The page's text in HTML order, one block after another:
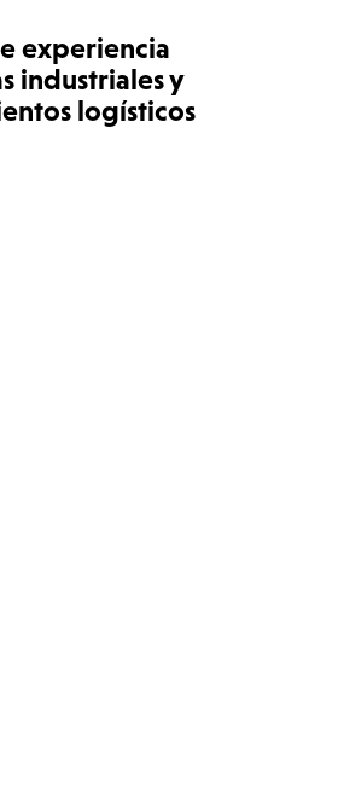
experiencia
industriales y
logísticos